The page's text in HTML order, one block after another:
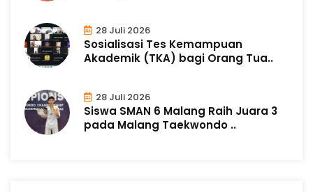
28 Juli 2026
Sosialisasi Tes Kemampuan
Akademik (TKA) bagi Orang Tua..
28 Juli 2026
Siswa SMAN 6 Malang Raih Juara 3
pada Malang Taekwondo ..